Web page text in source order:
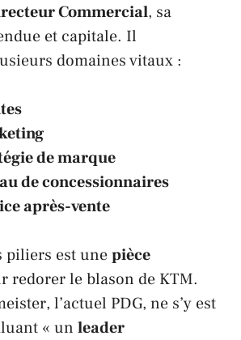
Commercial, sa
et capitale. Il
domaines vitaux :
de marque
de concessionnaires
après-vente
piliers est unepièce
redorer le blason de KTM.
, l’actuel PDG, ne s’y est
« un leader